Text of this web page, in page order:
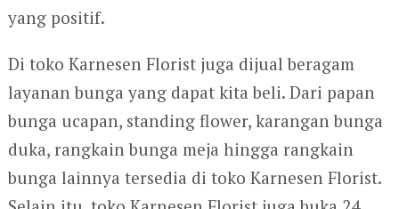
yang positif.
Di toko Karnesen Florist juga dijual beragam
layanan bunga yang dapat kita beli. Dari papan
bunga ucapan, standing flower, karangan bunga
duka, rangkain bunga meja hingga rangkain
bunga lainnya tersedia di toko Karnesen Florist.